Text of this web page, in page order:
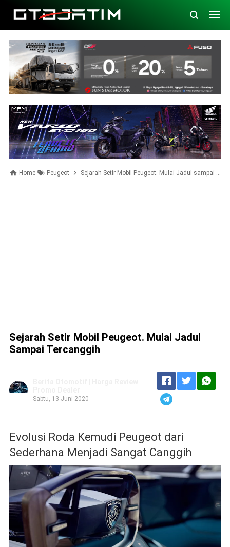
Home Peugeot Sejarah Setir Mobil Peugeot. Mulai Jadul sampai Tercanggih
Sejarah Setir Mobil Peugeot. Mulai Jadul
Sampai Tercanggih
Sabtu, 13 Juni 2020
Evolusi Roda Kemudi Peugeot dari
Sederhana Menjadi Sangat Canggih